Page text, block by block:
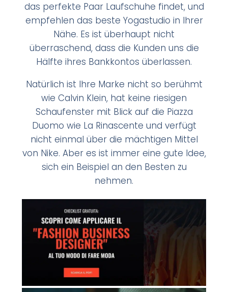
das perfekte Paar Laufschuhe findet, und
empfehlen das beste Yogastudio in Ihrer
Nähe. Es ist überhaupt nicht
überraschend, dass die Kunden uns die
Hälfte ihres Bankkontos überlassen.
Natürlich ist Ihre Marke nicht so berühmt
wie Calvin Klein, hat keine riesigen
Schaufenster mit Blick auf die Piazza
Duomo wie La Rinascente und verfügt
nicht einmal über die mächtigen Mittel
von Nike. Aber es ist immer eine gute Idee,
sich ein Beispiel an den Besten zu
nehmen.